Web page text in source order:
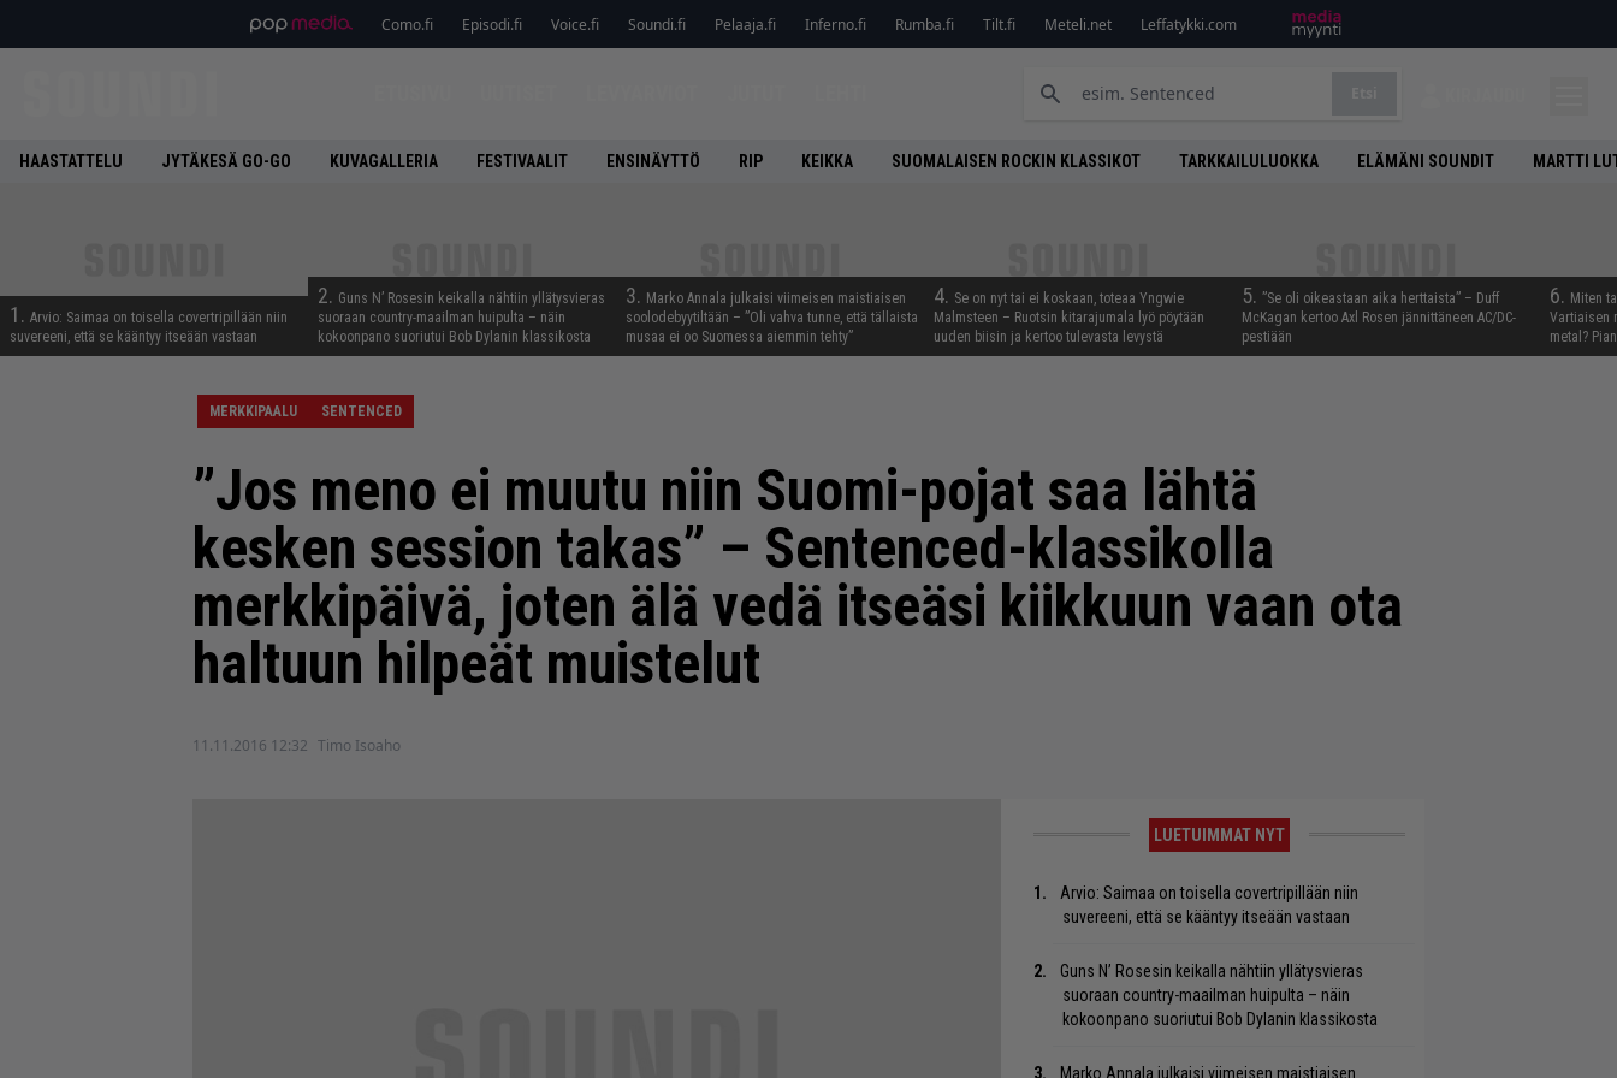
Como.fi Episodi.fi Voice.fi Soundi.fi Pelaaja.fi Inferno.fi Rumba.fi Tilt.fi Meteli.net Leffatykki.com
HAASTATTELU JYTÄKESÄ GO-GO KUVAGALLERIA FESTIVAALIT ENSINÄYTTÖ RIP KEIKKA SUOMALAISEN ROCKIN KLASSIKOT TARKKAILULUOKKA ELÄMÄNI SOUNDIT MARTTI
1. Arvio: Saimaa on toisella covertripillään niin
suvereeni, että se kääntyy itseään vastaan
2. Guns N’ Rosesin keikalla nähtiin yllätysvieras
suoraan country-maailman huipulta – näin
kokoonpano suoriutui Bob Dylanin klassikosta
3. Marko Annala julkaisi viimeisen maistiaisen
soolodebyytiltään – ”Oli vahva tunne, että tällaista
musaa ei oo Suomessa aiemmin tehty”
4. Se on nyt tai ei koskaan, toteaa Yngwie
Malmsteen – Ruotsin kitarajumala lyö pöytään
uuden biisin ja kertoo tulevasta levystä
5. ”Se oli oikeastaan aika herttaista” – Duff
McKagan kertoo Axl Rosen jännittäneen AC/DC-
pestiään
6. Miten
Vartiaisen
metal?
MERKKIPAALU SENTENCED
”Jos meno ei muutu niin Suomi-pojat saa lähtä
kesken session takas” – Sentenced-klassikolla
merkkipäivä, joten älä vedä itseäsi kiikkuun vaan ota
haltuun hilpeät muistelut
11.11.2016 12:32 Timo Isoaho
LUETUIMMAT NYT
Arvio: Saimaa on toisella covertripillään niin
suvereeni, että se kääntyy itseään vastaan
Guns N’ Rosesin keikalla nähtiin yllätysvieras
suoraan country-maailman huipulta – näin
kokoonpano suoriutui Bob Dylanin klassikosta
Marko Annala julkaisi viimeisen maistiaisen